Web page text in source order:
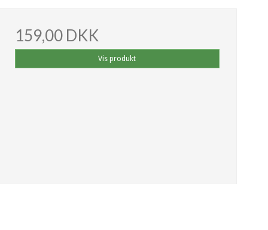
159,00 DKK
Vis produkt